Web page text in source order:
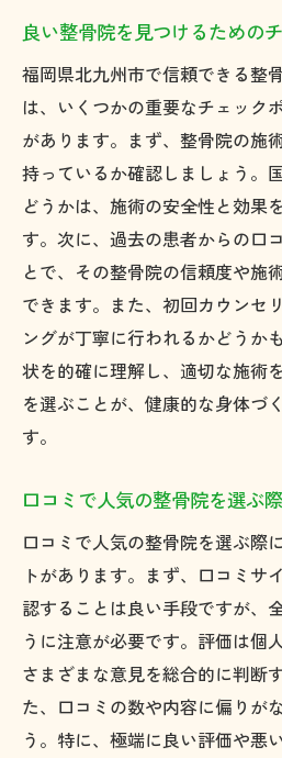
良い整骨院を見つけるための
福岡県北九州市で信頼できる整
は、いくつかの重要なチェック
があります。まず、整骨院の施
持っているか確認しましょう。
どうかは、施術の安全性と効果
す。次に、過去の患者からの口
とで、その整骨院の信頼度や施
できます。また、初回カウンセ
ングが丁寧に行われるかどうか
状を的確に理解し、適切な施術
を選ぶことが、健康的な身体づ
す。
口コミで人気の整骨院を選ぶ
口コミで人気の整骨院を選ぶ際
トがあります。まず、口コミサ
認することは良い手段ですが、
うに注意が必要です。評価は個
さまざまな意見を総合的に判断
た、口コミの数や内容に偏りが
う。特に、極端に良い評価や悪